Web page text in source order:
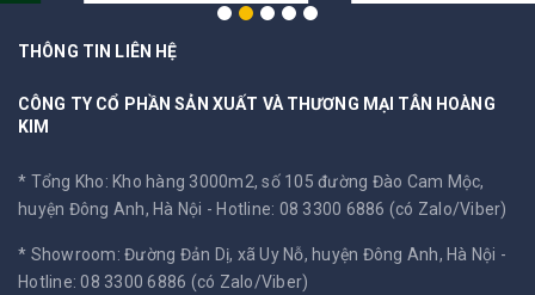
THÔNG TIN LIÊN HỆ
CÔNG TY CỔ PHẦN SẢN XUẤT VÀ THƯƠNG MẠI TÂN HOÀNG
KIM
* Tổng Kho: Kho hàng 3000m2, số 105 đường Đào Cam Mộc,
huyện Đông Anh, Hà Nội - Hotline: 08 3300 6886 (có Zalo/Viber)
* Showroom: Đường Đản Dị, xã Uy Nỗ, huyện Đông Anh, Hà Nội -
Hotline: 08 3300 6886 (có Zalo/Viber)